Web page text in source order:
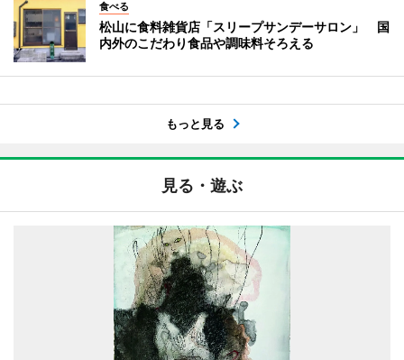
食べる
松山に食料雑貨店「スリープサンデーサロン」 国
内外のこだわり食品や調味料そろえる
もっと見る
見る・遊ぶ